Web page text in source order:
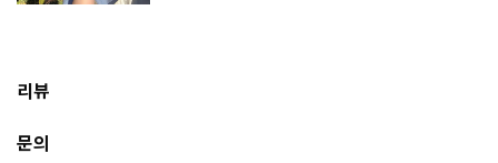
리뷰
문의